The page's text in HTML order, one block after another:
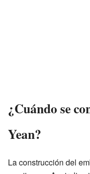
¿Cuándo se
Yean?
La construcción del